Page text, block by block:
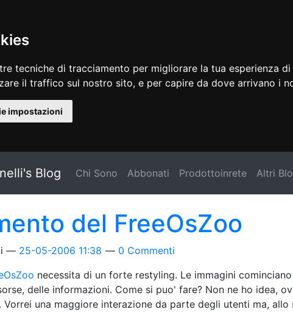
tecniche di tracciamento per migliorare la tua esperienza
il traffico sul nostro sito, e per capire da dove arrivano i
impostazioni
Blog Chi Sono Abbonati Prodottoinrete Altri
del FreeOsZoo
25-05-2006 11:38
0 Commenti
necessita di un forte restyling. Le immagini
delle informazioni. Come si puo' fare? Non ne ho idea,
una maggiore interazione da parte degli utenti ma,